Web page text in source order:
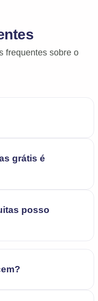
frequentes sobre o
grátis é
posso